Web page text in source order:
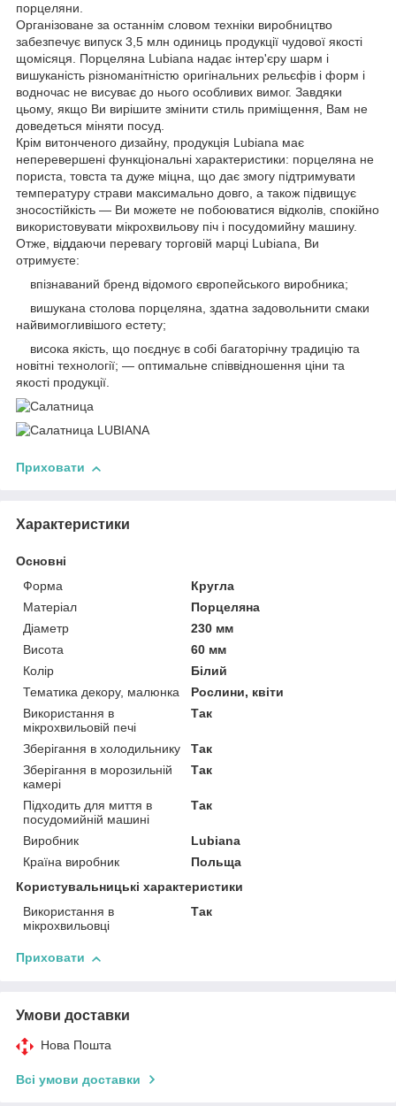
порцеляни.
Організоване за останнім словом техніки виробництво
забезпечує випуск 3,5 млн одиниць продукції чудової якості
щомісяця. Порцеляна Lubiana надає інтер'єру шарм і
вишуканість різноманітністю оригінальних рельєфів і форм і
водночас не висуває до нього особливих вимог. Завдяки
цьому, якщо Ви вирішите змінити стиль приміщення, Вам не
доведеться міняти посуд.
Крім витонченого дизайну, продукція Lubiana має
неперевершені функціональні характеристики: порцеляна не
пориста, товста та дуже міцна, що дає змогу підтримувати
температуру страви максимально довго, а також підвищує
зносостійкість — Ви можете не побоюватися відколів, спокійно
використовувати мікрохвильову піч і посудомийну машину.
Отже, віддаючи перевагу торговій марці Lubiana, Ви
отримуєте:
впізнаваний бренд відомого європейського виробника;
вишукана столова порцеляна, здатна задовольнити смаки
найвимогливішого естету;
висока якість, що поєднує в собі багаторічну традицію та
новітні технології; — оптимальне співвідношення ціни та
якості продукції.
Приховати
Характеристики
Основні
Форма
Кругла
Матеріал
Порцеляна
Діаметр
230 мм
Висота
60 мм
Колір
Білий
Тематика декору, малюнка
Рослини, квіти
Використання в
мікрохвильовій печі
Так
Зберігання в холодильнику
Так
Зберігання в морозильній
камері
Так
Підходить для миття в
посудомийній машині
Так
Виробник
Lubiana
Країна виробник
Польща
Користувальницькі характеристики
Використання в
мікрохвильовці
Так
Приховати
Умови доставки
Нова Пошта
Всі умови доставки